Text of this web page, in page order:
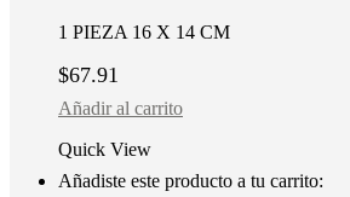
1 PIEZA 16 X 14 CM
$67.91
Añadir al carrito
Quick View
Añadiste este producto a tu carrito: